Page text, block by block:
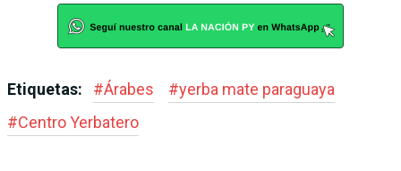
Etiquetas: #Árabes #yerba mate paraguaya
#Centro Yerbatero